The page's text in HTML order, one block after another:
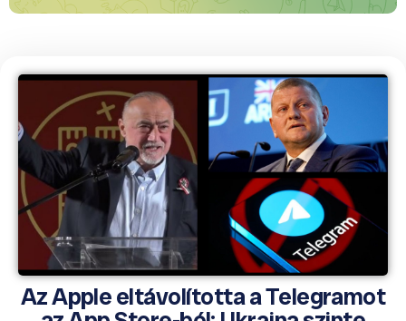
Az Apple eltávolította a Telegramot